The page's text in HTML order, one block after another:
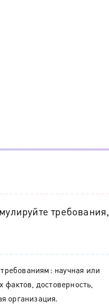
требования,
научная или
фактов, достоверность,
организация.